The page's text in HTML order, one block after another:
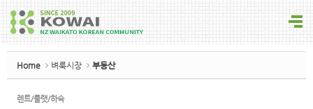
Home 벼룩시장 부동산
렌트/플랫/하숙
Sketchbook5, 스케치북5